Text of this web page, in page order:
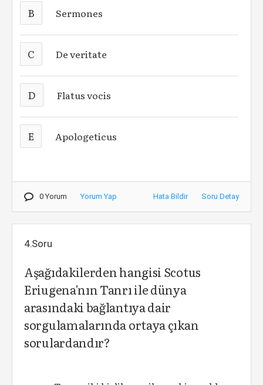
B Sermones
C De veritate
D Flatus vocis
E Apologeticus
0 Yorum Yorum Yap Hata Bildir Soru Detay
4.Soru
Aşağıdakilerden hangisi Scotus
Eriugena'nın Tanrı ile dünya
arasındaki bağlantıya dair
sorgulamalarında ortaya çıkan
sorulardandır?